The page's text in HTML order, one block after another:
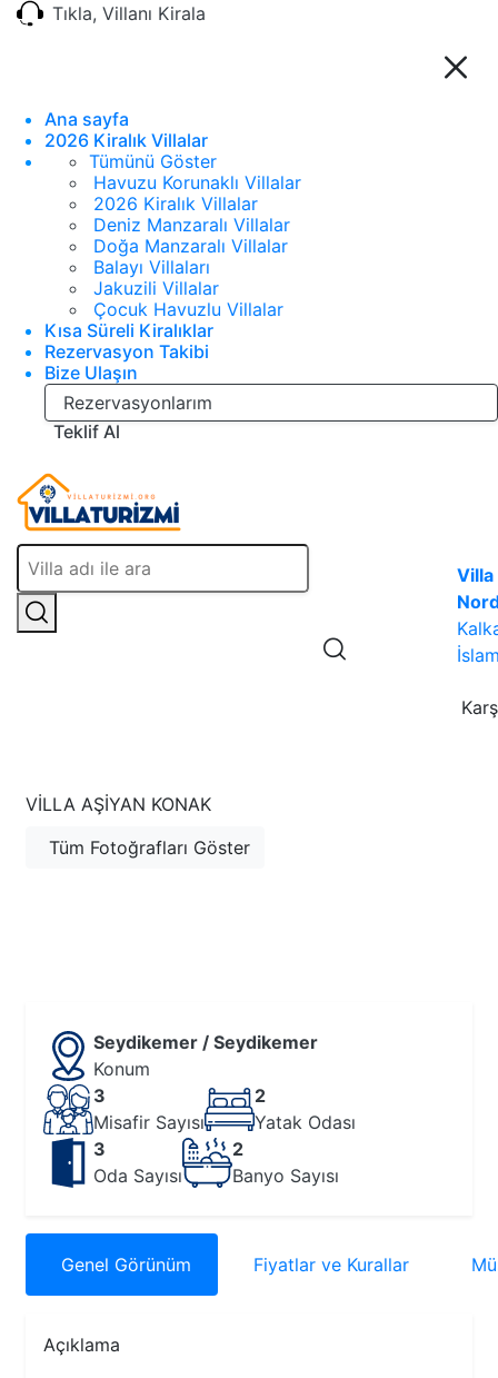
Tıkla, Villanı Kirala
Ana sayfa
2026 Kiralık Villalar
Tümünü Göster
Havuzu Korunaklı Villalar
2026 Kiralık Villalar
Deniz Manzaralı Villalar
Doğa Manzaralı Villalar
Balayı Villaları
Jakuzili Villalar
Çocuk Havuzlu Villalar
Kısa Süreli Kiralıklar
Rezervasyon Takibi
Bize Ulaşın
Rezervasyonlarım
Teklif Al
Villa
VILLA AŞIYAN KONAK
Tüm Fotoğrafları Göster
Seydikemer / Seydikemer
Konum
3
Misafir Sayısı
2
Yatak Odası
3
Oda Sayısı
2
Banyo Sayısı
Genel Görünüm Fiyatlar ve Kurallar
Açıklama